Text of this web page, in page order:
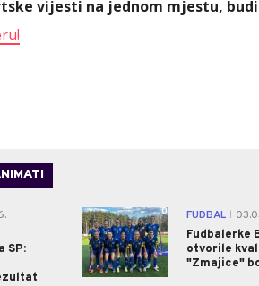
vijesti na jednom mjestu,
SP:
0 FUDBAL
Fudbalerke
otvorile
"Zmajice"